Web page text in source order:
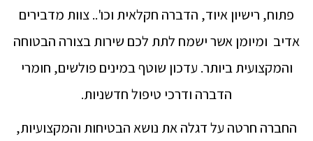
פתוח, רישיון איוד, הדברה חקלאית וכו'.. צוות מדבירים
אדיב ומיומן אשר ישמח לתת לכם שירות בצורה הבטוחה
והמקצועית ביותר. עדכון שוטף במינים פולשים, חומרי
הדברה ודרכי טיפול חדשניות.
החברה חרטה על דגלה את נושא הבטיחות והמקצועיות,